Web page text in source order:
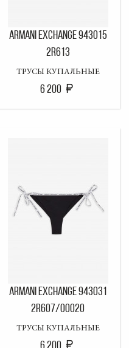
ARMANI EXCHANGE 943015
2R613
ТРУСЫ КУПАЛЬНЫЕ
6 200
ARMANI EXCHANGE 943031
2R607/00020
ТРУСЫ КУПАЛЬНЫЕ